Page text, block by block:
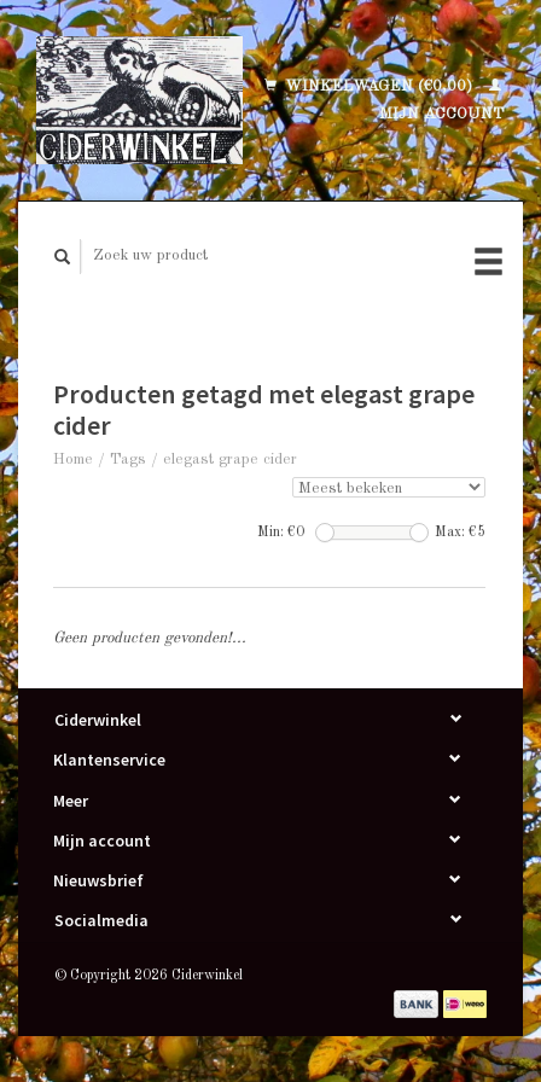
WINKELWAGEN (€0,00)
MIJN ACCOUNT
Producten getagd met elegast grape
cider
Home / Tags / elegast grape cider
Min: €0 Max: €5
Geen producten gevonden!...
Ciderwinkel
Klantenservice
Meer
Mijn account
Nieuwsbrief
Socialmedia
© Copyright 2026 Ciderwinkel